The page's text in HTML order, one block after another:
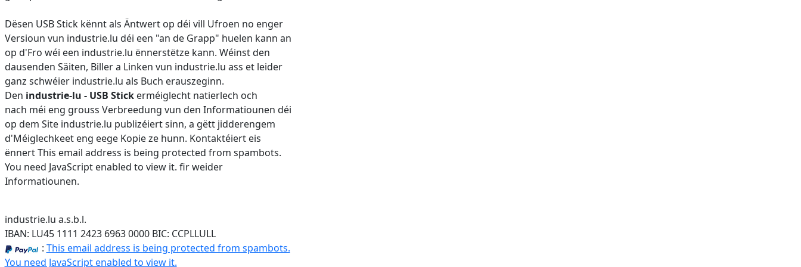
Dësen USB Stick kënnt als Äntwert op déi vill Ufroen no enger
Versioun vun industrie.lu déi een "an de Grapp" huelen kann an
op d'Fro wéi een industrie.lu ënnerstëtze kann. Wéinst den
dausenden Säiten, Biller a Linken vun industrie.lu ass et leider
ganz schwéier industrie.lu als Buch erauszeginn.
Den industrie-lu - USB Stickerméiglecht natierlech och
nach méi eng grouss Verbreedung vun den Informatiounen déi
op dem Site industrie.lu publizéiert sinn, a gëtt jidderengem
d'Méiglechkeet eng eege Kopie ze hunn. Kontaktéiert eis
ënnertThis email address is being protected from spambots.
You need JavaScript enabled to view it. fir weider
Informatiounen.
industrie.lu a.s.b.l.
IBAN: LU45 1111 2423 6963 0000 BIC: CCPLLULL
: This email address is being protected from spambots.
You need JavaScript enabled to view it.